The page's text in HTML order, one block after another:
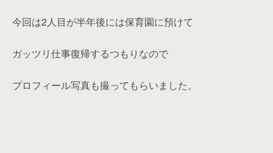
今回は2人目が半年後には保育園に預けて
ガッツリ仕事復帰するつもりなので
プロフィール写真も撮ってもらいました。